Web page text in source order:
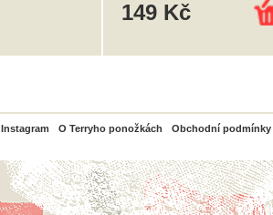
149 Kč
Instagram O Terryho ponožkách Obchodní podmínky
PayPal